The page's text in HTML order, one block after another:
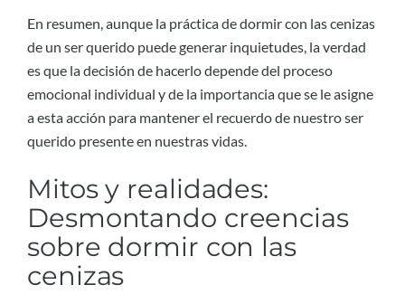
En resumen, aunque la práctica de dormir con las cenizas
de un ser querido puede generar inquietudes, la verdad
es que la decisión de hacerlo depende del proceso
emocional individual y de la importancia que se le asigne
a esta acción para mantener el recuerdo de nuestro ser
querido presente en nuestras vidas.
Mitos y realidades:
Desmontando creencias
sobre dormir con las
cenizas